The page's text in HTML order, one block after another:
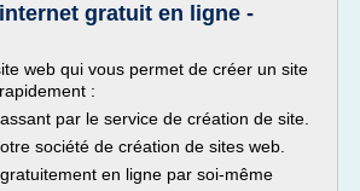
gratuit en ligne -
web qui vous permet de créer un site
:
par le service de création de site.
société de création de sites web.
en ligne par soi-même